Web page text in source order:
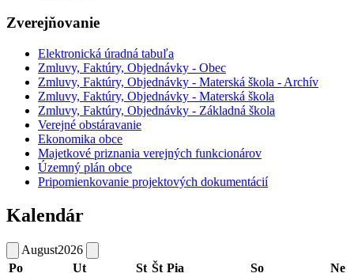
Zverejňovanie
Elektronická úradná tabuľa
Zmluvy, Faktúry, Objednávky - Obec
Zmluvy, Faktúry, Objednávky - Materská škola - Archív
Zmluvy, Faktúry, Objednávky - Materská škola
Zmluvy, Faktúry, Objednávky - Základná škola
Verejné obstáravanie
Ekonomika obce
Majetkové priznania verejných funkcionárov
Územný plán obce
Pripomienkovanie projektových dokumentácií
Kalendár
August2026
Po
Ut St Št Pia So Ne